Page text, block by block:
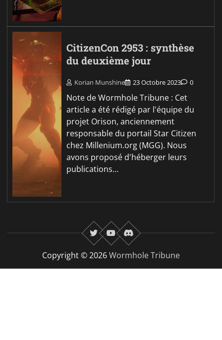
CitizenCon 2953 : synthèse
du deuxième jour
Korian Munshine 23 Octobre 2023 0
Note de Wormhole Tribune : Cet
article a été rédigé par l'équipe du
projet Orison, anciennement
responsable du portail Star Citizen
chez Millenium.org (MGG). Nous
avons proposé d'héberger leurs
publications…
twitteryoutubeDiscord
Copyright © 2026Wormhole Tribune